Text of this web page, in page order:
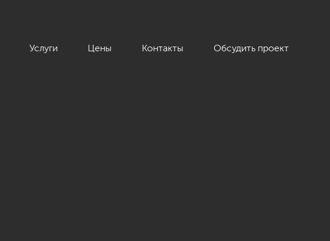
Услуги Цены Контакты Обсудить проект